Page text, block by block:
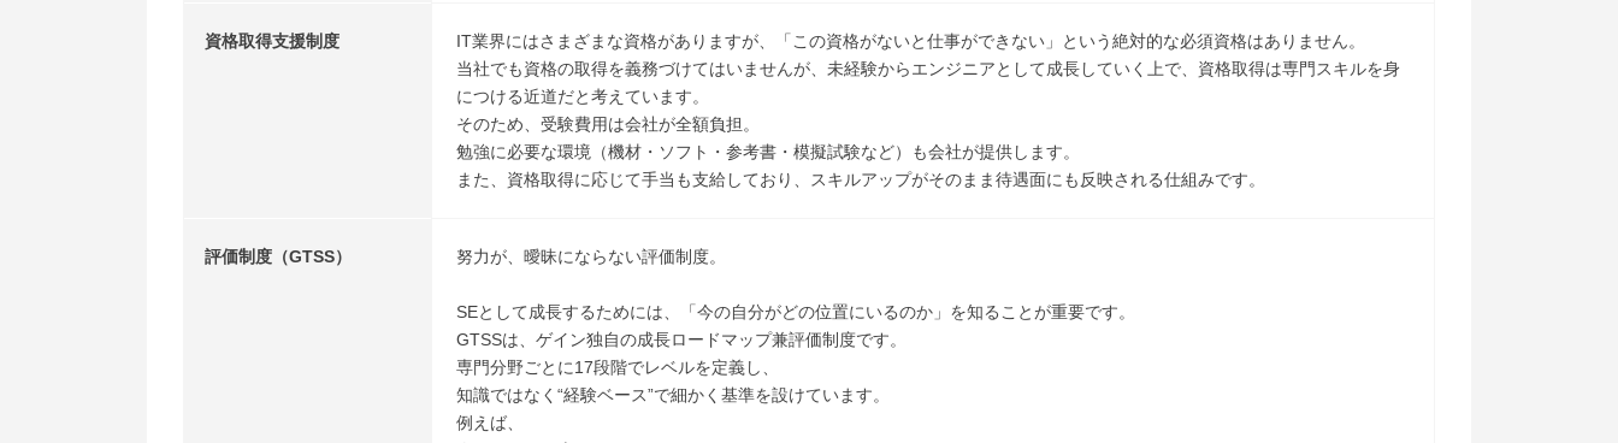
資格取得支援制度
IT業界にはさまざまな資格がありますが、「この資格がないと仕事ができない」という絶対的な必須資格はありません。
当社でも資格の取得を義務づけてはいませんが、未経験からエンジニアとして成長していく上で、資格取得は専門スキルを身
につける近道だと考えています。
そのため、受験費用は会社が全額負担。
勉強に必要な環境（機材・ソフト・参考書・模擬試験など）も会社が提供します。
また、資格取得に応じて手当も支給しており、スキルアップがそのまま待遇面にも反映される仕組みです。
評価制度（GTSS） 努力が、曖昧にならない評価制度。
SEとして成長するためには、「今の自分がどの位置にいるのか」を知ることが重要です。
GTSSは、ゲイン独自の成長ロードマップ兼評価制度です。
専門分野ごとに17段階でレベルを定義し、
知識ではなく“経験ベース”で細かく基準を設けています。
例えば、